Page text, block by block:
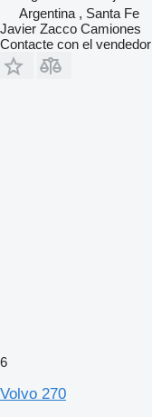
Argentina , Santa Fe
Javier Zacco Camiones
Contacte con el vendedor
6
Volvo 270